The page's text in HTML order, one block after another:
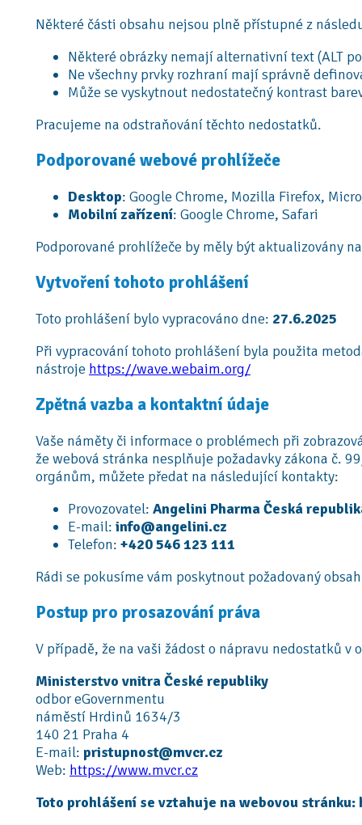
Některé části obsahu nejsou plně přístupné z
Některé obrázky nemají alternativní text (ALT
Ne všechny prvky rozhraní mají správně
Může se vyskytnout nedostatečný kontrast
Pracujeme na odstraňování těchto nedostatků.
Podporované webové prohlížeče
Desktop: Google Chrome, Mozilla Firefox,
Mobilní zařízení: Google Chrome, Safari
Podporované prohlížeče by měly být aktualizovány
Vytvoření tohoto prohlášení
Toto prohlášení bylo vypracováno dne: 27.6.2025
Při vypracování tohoto prohlášení byla použita
nástroje https://wave.webaim.org/
Zpětná vazba a kontaktní údaje
Vaše náměty či informace o problémech při
že webová stránka nesplňuje požadavky zákona č.
orgánům, můžete předat na následující kontakty:
Provozovatel: Angelini Pharma Česká
E-mail: info@angelini.cz
Telefon: +420 546 123 111
Rádi se pokusíme vám poskytnout požadovaný
Postup pro prosazování práva
V případě, že na vaši žádost o nápravu nedostatků
Ministerstvo vnitra České republiky
odbor eGovernmentu
náměstí Hrdinů 1634/3
140 21 Praha 4
E-mail: pristupnost@mvcr.cz
Web: https://www.mvcr.cz
Toto prohlášení se vztahuje na webovou